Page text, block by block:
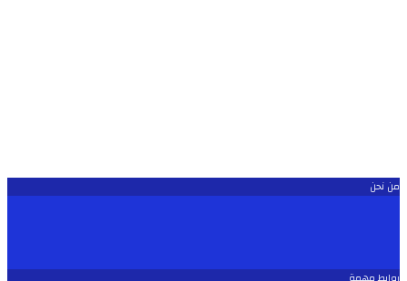
من نحن